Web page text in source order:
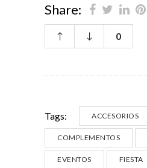
Share:
0
Tags: ACCESORIOS
COMPLEMENTOS
EVENTOS FIESTA